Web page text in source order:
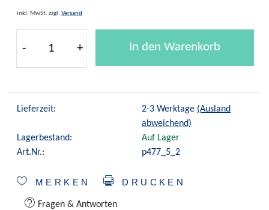
inkl. MwSt. zzgl. Versand
- + In den Warenkorb
Lieferzeit: 2-3 Werktage (Ausland
abweichend)
Lagerbestand:
Auf Lager
Art.Nr.:
p477_5_2
MERKEN DRUCKEN
Fragen & Antworten